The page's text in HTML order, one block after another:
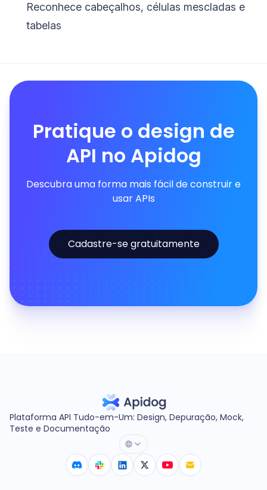
Reconhece cabeçalhos, células mescladas e
tabelas
Pratique o design de
API no Apidog
Descubra uma forma mais fácil de construir e
usar APIs
Cadastre-se gratuitamente
Plataforma API Tudo-em-Um: Design, Depuração, Mock,
Teste e Documentação